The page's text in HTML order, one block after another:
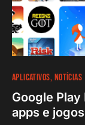
APLICATIVOS NOTÍCIAS
Google
apps e